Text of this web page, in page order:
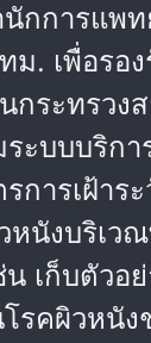
กการแ
. เพื่อร
กระทรว
ะบบบริก
ารเฝ้า
นังบริเว
เก็บตัวอ
โรคผิวห